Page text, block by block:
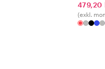
479,20
(exkl.